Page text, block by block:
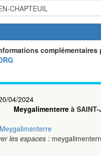
04/2024
Meygalimenterreà SAINT-
Meygalimenterre
les espaces :